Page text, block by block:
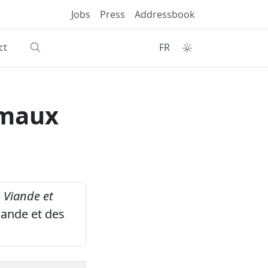
Jobs Press Addressbook
FR
Viande et
et des